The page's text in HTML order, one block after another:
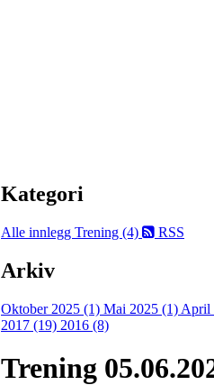
Kategori
Alle innlegg Trening (4) RSS
Arkiv
Oktober 2025 (1) Mai 2025 (1) April
2017 (19) 2016 (8)
Trening